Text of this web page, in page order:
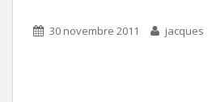
30 novembre 2011 jacques